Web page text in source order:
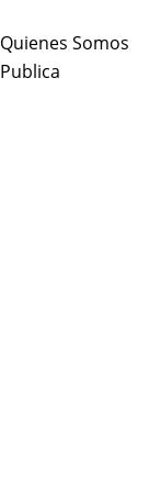
to
content
Quienes Somos
Publica